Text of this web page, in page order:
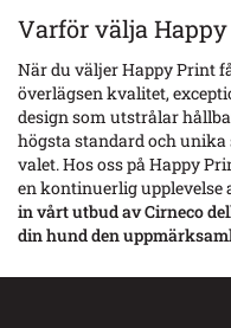
Varför välja
När du väljer Happy Print
överlägsen kvalitet,
design som utstrålar
högsta standard och
valet. Hos oss på Happy
en kontinuerlig
in vårt utbud av Cirneco
din hund den